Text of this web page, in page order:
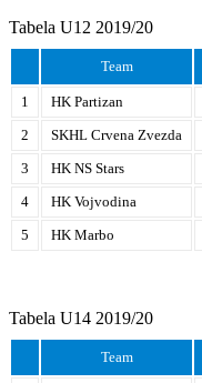
Tabela U12 2019/20
Team
1 HK Partizan
2
SKHL Crvena Zvezda
3
HK NS Stars
4
HK Vojvodina
5
HK Marbo
Tabela U14 2019/20
Team